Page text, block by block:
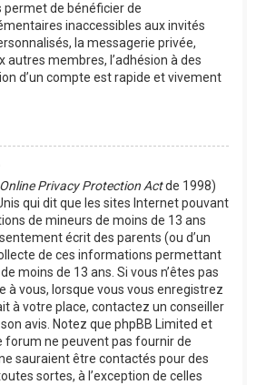
permet de bénéficier de
inaccessibles aux invités
la messagerie privée,
autres membres, l’adhésion à des
d’un compte est rapide et vivement
Online Privacy Protection Actde 1998)
qui dit que les sites Internet pouvant
de mineurs de moins de 13 ans
écrit des parents (ou d’un
de ces informations permettant
moins de 13 ans. Si vous n’êtes pas
à vous, lorsque vous vous enregistrez
à votre place, contactez un conseiller
avis. Notez que phpBB Limited et
forum ne peuvent pas fournir de
sauraient être contactés pour des
sortes, à l’exception de celles